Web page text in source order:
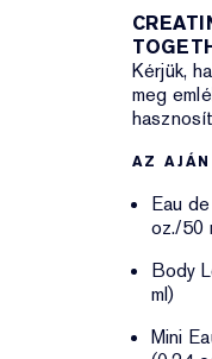
Kérjük,
meg
AZ
Eau
oz./50
Body
ml)
Mini